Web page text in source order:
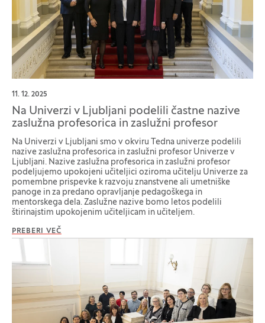
11. 12. 2025
Na Univerzi v Ljubljani podelili častne nazive
zaslužna profesorica in zaslužni profesor
Na Univerzi v Ljubljani smo v okviru Tedna univerze podelili
nazive zaslužna profesorica in zaslužni profesor Univerze v
Ljubljani. Nazive zaslužna profesorica in zaslužni profesor
podeljujemo upokojeni učiteljici oziroma učitelju Univerze za
pomembne prispevke k razvoju znanstvene ali umetniške
panoge in za predano opravljanje pedagoškega in
mentorskega dela. Zaslužne nazive bomo letos podelili
štirinajstim upokojenim učiteljicam in učiteljem.
PREBERI VEČ